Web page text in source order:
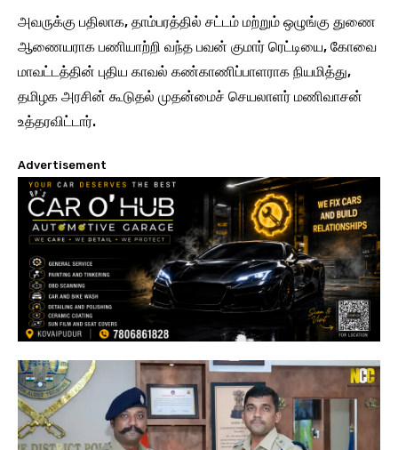
அவருக்கு பதிலாக, தாம்பரத்தில் சட்டம் மற்றும் ஒழுங்கு துணை
ஆணையராக பணியாற்றி வந்த பவன் குமார் ரெட்டியை, கோவை
மாவட்டத்தின் புதிய காவல் கண்காணிப்பாளராக நியமித்து,
தமிழக அரசின் கூடுதல் முதன்மைச் செயலாளர் மணிவாசன்
உத்தரவிட்டார்.
Advertisement